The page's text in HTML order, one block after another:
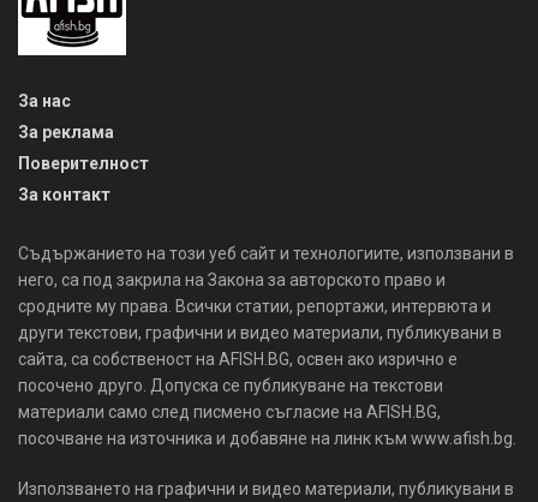
За нас
За реклама
Поверителност
За контакт
Съдържанието на този уеб сайт и технологиите, използвани в
него, са под закрила на Закона за авторското право и
сродните му права. Всички статии, репортажи, интервюта и
други текстови, графични и видео материали, публикувани в
сайта, са собственост на AFISH.BG, освен ако изрично е
посочено друго. Допуска се публикуване на текстови
материали само след писмено съгласие на AFISH.BG,
посочване на източника и добавяне на линк към www.afish.bg.
Използването на графични и видео материали, публикувани в